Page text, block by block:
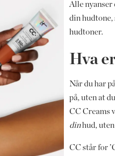
Alle
din hudtone,
hudtoner.
Hva
Når du har
på, uten at
CC Creams
dinhud,
CC står for